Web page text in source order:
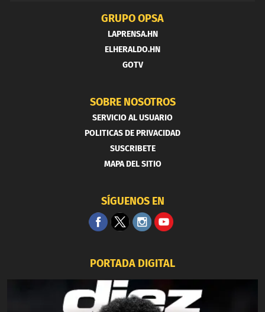
GRUPO OPSA
LAPRENSA.HN
ELHERALDO.HN
GOTV
SOBRE NOSOTROS
SERVICIO AL USUARIO
POLITICAS DE PRIVACIDAD
SUSCRIBETE
MAPA DEL SITIO
SÍGUENOS EN
PORTADA DIGITAL